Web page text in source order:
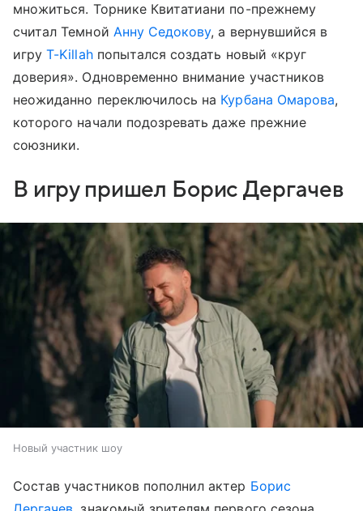
множиться. Торнике Квитатиани по-прежнему
считал Темной Анну Седокову, а вернувшийся в
игруT-Killahпопытался создать новый «круг
доверия». Одновременно внимание участников
неожиданно переключилось на Курбана Омарова,
которого начали подозревать даже прежние
союзники.
В игру пришел Борис Дергачев
Новый участник шоу
Состав участников пополнил актер Борис